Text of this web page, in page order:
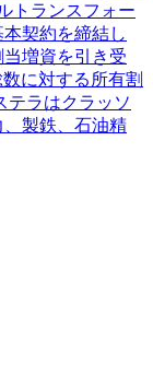
トランスフォー
契約を締結し
増資を引き受
に対する所有割
テラはクラッソ
製鉄、石油精